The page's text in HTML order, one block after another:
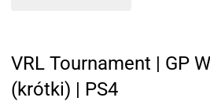
VRL Tournament | GP
(krótki) | PS4